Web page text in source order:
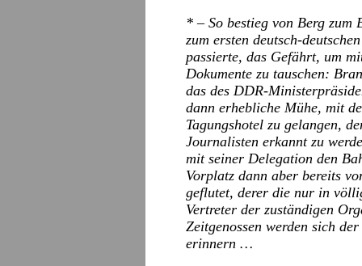
* – So bestieg von Berg zum
zum ersten deutsch-
passierte, das Gefährt, um
Dokumente zu tauschen:
das des DDR-
dann erhebliche Mühe, mit
Tagungshotel zu gelangen,
Journalisten erkannt zu
mit seiner Delegation den
Vorplatz dann aber bereits
geflutet, derer die nur in
Vertreter der zuständigen
Zeitgenossen werden sich
erinnern …